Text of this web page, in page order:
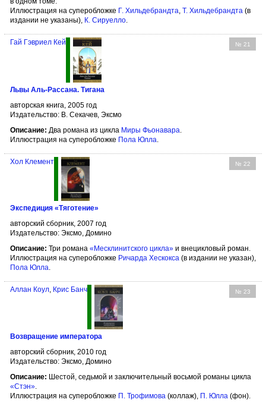
Иллюстрация на суперобложке Г. Хильдебрандта, Т. Хильдебрандта (в
издании не указаны), К. Сируелло.
№ 21
Гай Гэвриел Кей
Львы Аль-Рассана. Тигана
авторская книга, 2005 год
Издательство: В. Секачев, Эксмо
Описание: Два романа из цикла Миры Фьонавара
Иллюстрация на суперобложке Пола Юлла
№ 22
Хол Клемент
Экспедиция «Тяготение»
авторский сборник, 2007 год
Издательство: Эксмо, Домино
Описание: Три романа «Месклинитского цикла» и внецикловый роман.
Иллюстрация на суперобложке Ричарда Хескокса (в издании не указан),
Пола Юлла.
№ 23
Аллан Коул, Крис Банч
Возвращение императора
авторский сборник, 2010 год
Издательство: Эксмо, Домино
Описание: Шестой, седьмой и заключительный восьмой романы цикла
«Стэн».
Иллюстрация на суперобложке П. Трофимова (коллаж), П. Юлла (фон).